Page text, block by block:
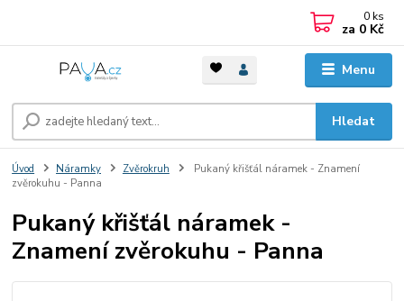
Menu
Hledat
0 ks
za 0 Kč
Úvod Náramky Zvěrokruh
Pukaný křišťál náramek - Znamení
zvěrokuhu - Panna
Pukaný křišťál náramek -
Znamení zvěrokuhu - Panna